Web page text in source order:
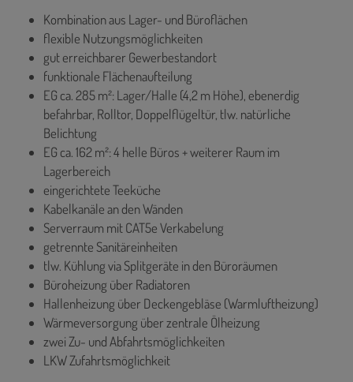
Kombination aus Lager- und Büroflächen
flexible Nutzungsmöglichkeiten
gut erreichbarer Gewerbestandort
funktionale Flächenaufteilung
EG ca. 285 m²: Lager/Halle (4,2 m Höhe), ebenerdig
befahrbar, Rolltor, Doppelflügeltür, tlw. natürliche
Belichtung
EG ca. 162 m²: 4 helle Büros + weiterer Raum im
Lagerbereich
eingerichtete Teeküche
Kabelkanäle an den Wänden
Serverraum mit CAT5e Verkabelung
getrennte Sanitäreinheiten
tlw. Kühlung via Splitgeräte in den Büroräumen
Büroheizung über Radiatoren
Hallenheizung über Deckengebläse (Warmluftheizung)
Wärmeversorgung über zentrale Ölheizung
zwei Zu- und Abfahrtsmöglichkeiten
LKW Zufahrtsmöglichkeit